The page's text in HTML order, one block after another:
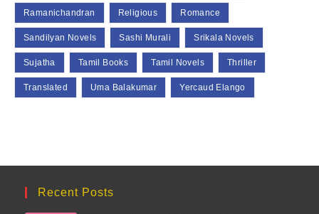
Ramanichandran Religious Romance
Sandilyan Novels Sashi Murali Srikala Novels
Sujatha Tamil Books Tamil Novels Thriller
Translated Uma Balakumar Yercaud Elango
Recent Posts